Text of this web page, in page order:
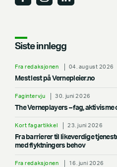
Siste innlegg
Fra redaksjonen 04. august 2026
Mest lest på Vernepleier.no
Fagintervju 30. juni 2026
The Verneplayers – fag,
Kort fagartikkel 23. juni 2026
Fra barrierer til likeverdige
med flyktningers behov
Fra redaksjonen 16. juni 2026